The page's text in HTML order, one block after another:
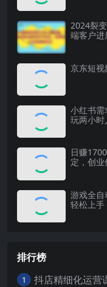
2024裂
端客户进
京东短
小红书
玩两小时
日赚
定，创业
游戏全自
轻松上手
排行榜
1 抖店精细化运营